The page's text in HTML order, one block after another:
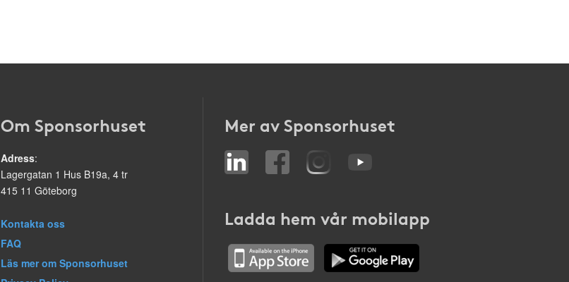
Om Sponsorhuset
Adress:
Lagergatan 1 Hus B19a, 4 tr
415 11 Göteborg
Kontakta oss
FAQ
Läs mer om Sponsorhuset
Mer av Sponsorhuset
Ladda hem vår mobilapp